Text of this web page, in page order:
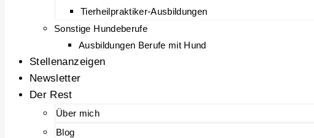
Tierheilpraktiker-Ausbildungen
Sonstige Hundeberufe
Ausbildungen Berufe mit Hund
Stellenanzeigen
Newsletter
Der Rest
Über mich
Blog